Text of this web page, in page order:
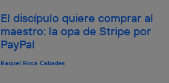
El discípulo quiere comprar al
maestro: la opa de Stripe por
PayPal
Raquel Roca Cabades